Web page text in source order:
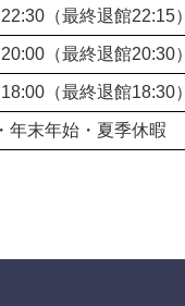
（最終退館22:15）
（最終退館20:30）
（最終退館18:30）
年末年始・夏季休暇